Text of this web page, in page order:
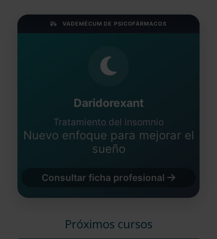
VADEMÉCUM DE PSICOFÁRMACOS
Daridorexant
Tratamiento del insomnio
Nuevo enfoque para mejorar el
sueño
Consultar ficha profesional
Próximos cursos